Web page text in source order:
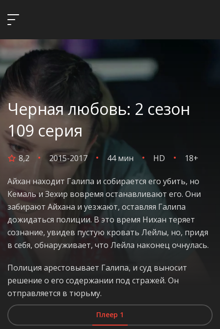
Черная любовь: 2 сезон
109 серия
8,2 2015-2017 44 мин HD 18+
Айхан находит Галипа и собирается его убить, но
Кемаль и Зехир вовремя останавливают его. Они
забирают Айхана и уезжают, оставляя Галипа
дожидаться полиции. В это время Нихан теряет
сознание, увидев пустую кровать Лейлы, но, придя
в себя, обнаруживает, что Лейла наконец очнулась.
Полиция арестовывает Галипа, и суд выносит
решение о его содержании под стражей. Он
отправляется в тюрьму.
Плеер 1